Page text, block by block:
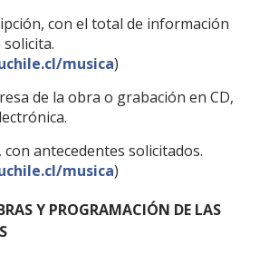
con el total de información
solicita.
musica)
de la obra o grabación en CD,
con antecedentes solicitados.
musica)
Y PROGRAMACIÓN DE LAS